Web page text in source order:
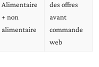
Alimentaire
+ non
alimentaire
des offres
avant
commande
web